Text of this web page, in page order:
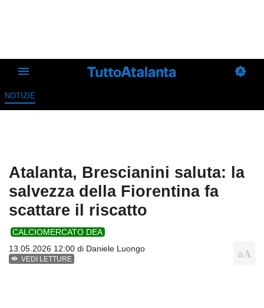
NOTIZIE
Atalanta, Brescianini saluta: la
salvezza della Fiorentina fa
scattare il riscatto
CALCIOMERCATO DEA
13.05.2026 12:00 di Daniele Luongo
VEDI LETTURE